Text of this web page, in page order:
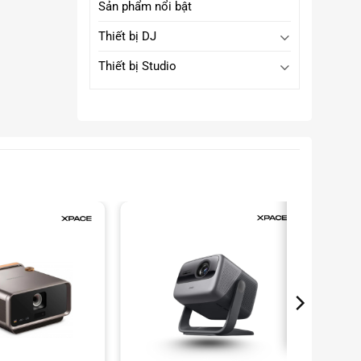
Sản phẩm nổi bật
Thiết bị DJ
Thiết bị Studio